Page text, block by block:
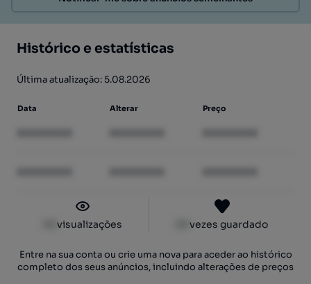
Histórico e estatísticas
Última atualização: 5.08.2026
Data Alterar Preço
visualizações vezes guardado
Entre na sua conta ou crie uma nova para aceder ao histórico
completo dos seus anúncios, incluindo alterações de preços